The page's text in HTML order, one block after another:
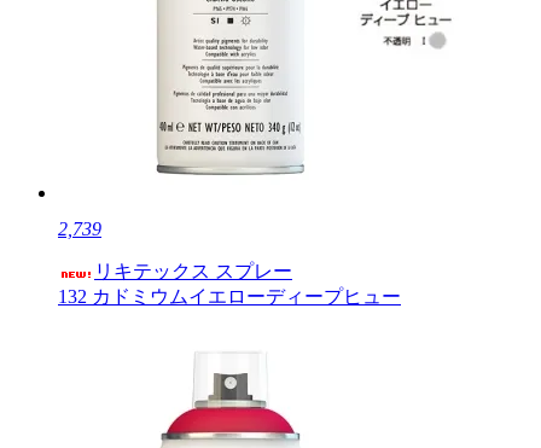
2,739
リキテックス スプレー
132 カドミウムイエローディープヒュー